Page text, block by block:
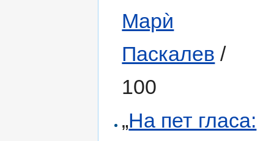
Марѝ
Паскалев /
100
„На пет гласа: